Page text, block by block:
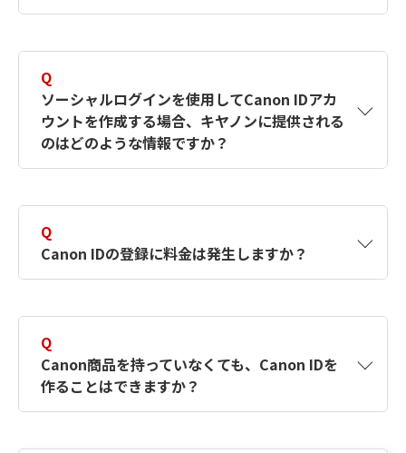
す。詳しい作成方法は【カメラ】Canon IDとは
何ですか？Canon IDの作成方法は？をご確認く
ださい。
Q
ソーシャルログインを使用してCanon IDアカ
ウントを作成する場合、キヤノンに提供される
のはどのような情報ですか？
択したサービスから取得します。アカウントを
簡単に作成できるように、この情報を使用して
Canon IDの登録フォームを入力します。
Q
Canon IDの登録に料金は発生しますか？
Q
Canon商品を持っていなくても、Canon IDを
作ることはできますか？